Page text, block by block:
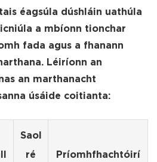
éagsúla dúshláin uathúla
a mbíonn tionchar
fada agus a fhanann
Léiríonn an
an marthanacht
úsáide coitianta:
Saol
ré
Príomhfhachtóirí